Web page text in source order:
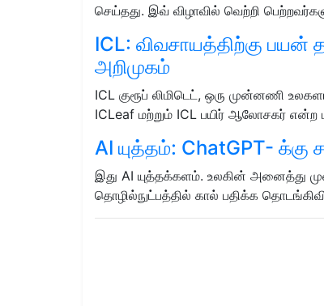
செய்தது. இவ் விழாவில் வெற்றி
ICL: விவசாயத்திற்கு பயன்
அறிமுகம்
ICL குரூப் லிமிடெட், ஒரு முன்னணி
ICLeaf மற்றும் ICL பயிர் ஆலோசகர் என்ற
AI யுத்தம்: ChatGPT- க்கு
இது AI யுத்தக்களம். உலகின் அனைத்து
தொழில்நுட்பத்தில் கால் பதிக்க